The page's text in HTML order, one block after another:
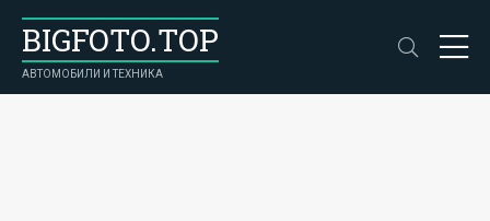
BIGFOTO.TOP
АВТОМОБИЛИ И ТЕХНИКА